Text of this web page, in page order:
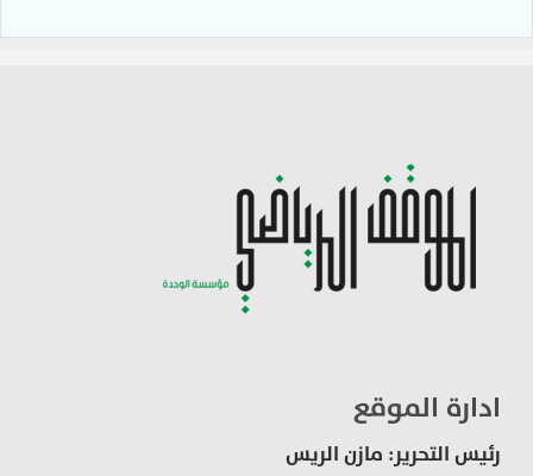
ادارة الموقع
رئيس التحرير: مازن الريس